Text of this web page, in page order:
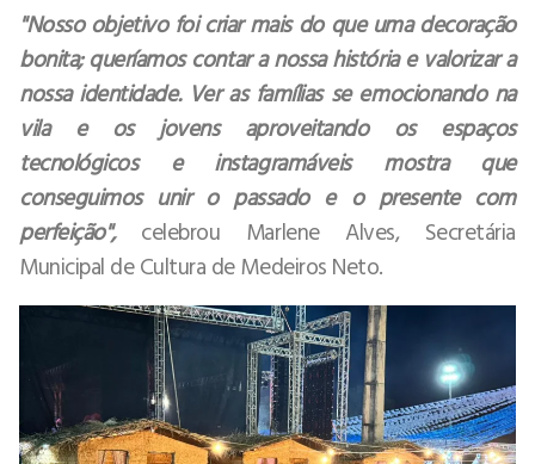
"Nosso objetivo foi criar mais do que uma decoração
bonita; queríamos contar a nossa história e valorizar a
nossa identidade. Ver as famílias se emocionando na
vila e os jovens aproveitando os espaços
tecnológicos e instagramáveis mostra que
conseguimos unir o passado e o presente com
perfeição",celebrou Marlene Alves, Secretária
Municipal de Cultura de Medeiros Neto.